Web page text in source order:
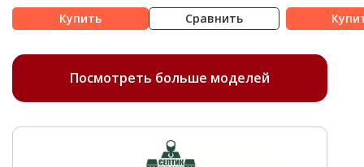
Сравнить
Посмотреть больше моделей